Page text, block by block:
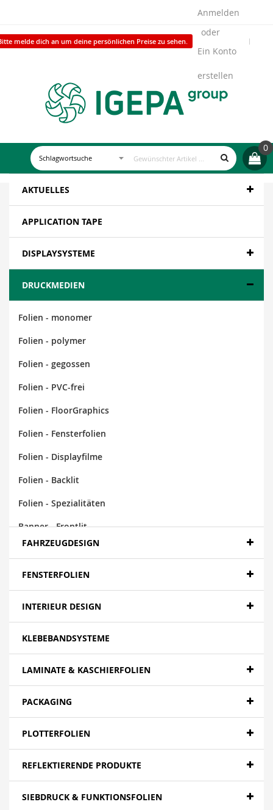
melde dich an um deine persönlichen Preise zu sehen.
Anmelden
Ein Konto
erstellen
0
AKTUELLES
APPLICATION TAPE
DISPLAYSYSTEME
DRUCKMEDIEN
Folien - monomer
Folien - polymer
Folien - gegossen
Folien - PVC-frei
Folien - FloorGraphics
Folien - Fensterfolien
Folien - Displayfilme
Folien - Backlit
Folien - Spezialitäten
Banner - Frontlit
Banner - Backlit
Banner - Blockout
Papier
Canvas
Mesh
Textilien
Folien - High Tack | Niedertemperaturen
Folien - Adhäsionsfolien
FAHRZEUGDESIGN
FENSTERFOLIEN
INTERIEUR DESIGN
KLEBEBANDSYSTEME
LAMINATE & KASCHIERFOLIEN
PACKAGING
PLOTTERFOLIEN
REFLEKTIERENDE PRODUKTE
SIEBDRUCK & FUNKTIONSFOLIEN